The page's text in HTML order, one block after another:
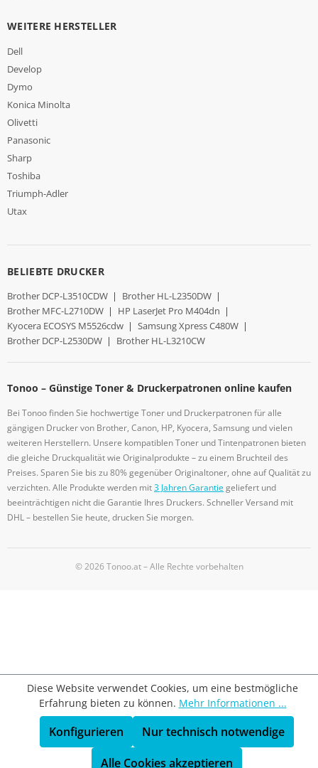
WEITERE HERSTELLER
Dell
Develop
Dymo
Konica Minolta
Olivetti
Panasonic
Sharp
Toshiba
Triumph-Adler
Utax
BELIEBTE DRUCKER
Brother DCP-L3510CDW | Brother HL-L2350DW |
Brother MFC-L2710DW | HP LaserJet Pro M404dn |
Kyocera ECOSYS M5526cdw | Samsung Xpress C480W |
Brother DCP-L2530DW | Brother HL-L3210CW
Tonoo – Günstige Toner & Druckerpatronen online kaufen
Bei Tonoo finden Sie hochwertige Toner und Druckerpatronen für alle
gängigen Drucker von Brother, Canon, HP, Kyocera, Samsung und vielen
weiteren Herstellern. Unsere kompatiblen Toner und Tintenpatronen bieten
die gleiche Druckqualität wie Originalprodukte – zu einem Bruchteil des
Preises. Sparen Sie bis zu 80% gegenüber Originaltoner, ohne auf Qualität zu
verzichten. Alle Produkte werden mit3 Jahren Garantiegeliefert und
beeinträchtigen nicht die Garantie Ihres Druckers. Schneller Versand mit
DHL – bestellen Sie heute, drucken Sie morgen.
© 2026 Tonoo.at – Alle Rechte vorbehalten
Diese Website verwendet Cookies, um eine bestmögliche
Erfahrung bieten zu können. Mehr Informationen ...
Nur technisch notwendige
Konfigurieren
Alle Cookies akzeptieren